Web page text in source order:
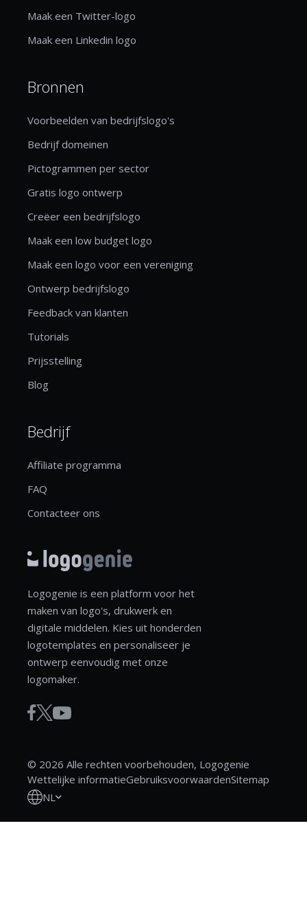
Maak een Twitter-logo
Maak een Linkedin logo
Bronnen
Voorbeelden van bedrijfslogo's
Bedrijf domeinen
Pictogrammen per sector
Gratis logo ontwerp
Creëer een bedrijfslogo
Maak een low budget logo
Maak een logo voor een vereniging
Ontwerp bedrijfslogo
Feedback van klanten
Tutorials
Prijsstelling
Blog
Bedrijf
Affiliate programma
FAQ
Contacteer ons
Logogenie is een platform voor het
maken van logo's, drukwerk en
digitale middelen. Kies uit honderden
logotemplates en personaliseer je
ontwerp eenvoudig met onze
logomaker.
© 2026 Alle rechten voorbehouden, Logogenie
Wettelijke informatieGebruiksvoorwaardenSitemap
NL